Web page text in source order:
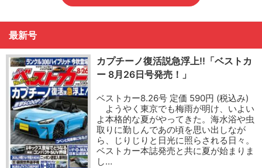
最新号
カプチーノ復活説急浮上!!「ベストカ
ー 8月26日号発売！」
ベストカー8.26号 定価 590円 (税込み)
ようやく東京でも梅雨が明け、いよい
よ本格的な夏がやってきた。海水浴や虫
取りに勤しんであの頃を思い出しなが
ら、じりじりと日光に照らされる日々。
ベストカー本誌発売と共に夏が始まりま
し…